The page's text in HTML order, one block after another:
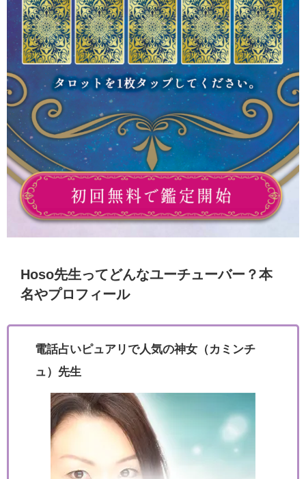
Hoso先生ってどんなユーチューバー？本
名やプロフィール
電話占いピュアリで人気の神女（カミンチ
ュ）先生